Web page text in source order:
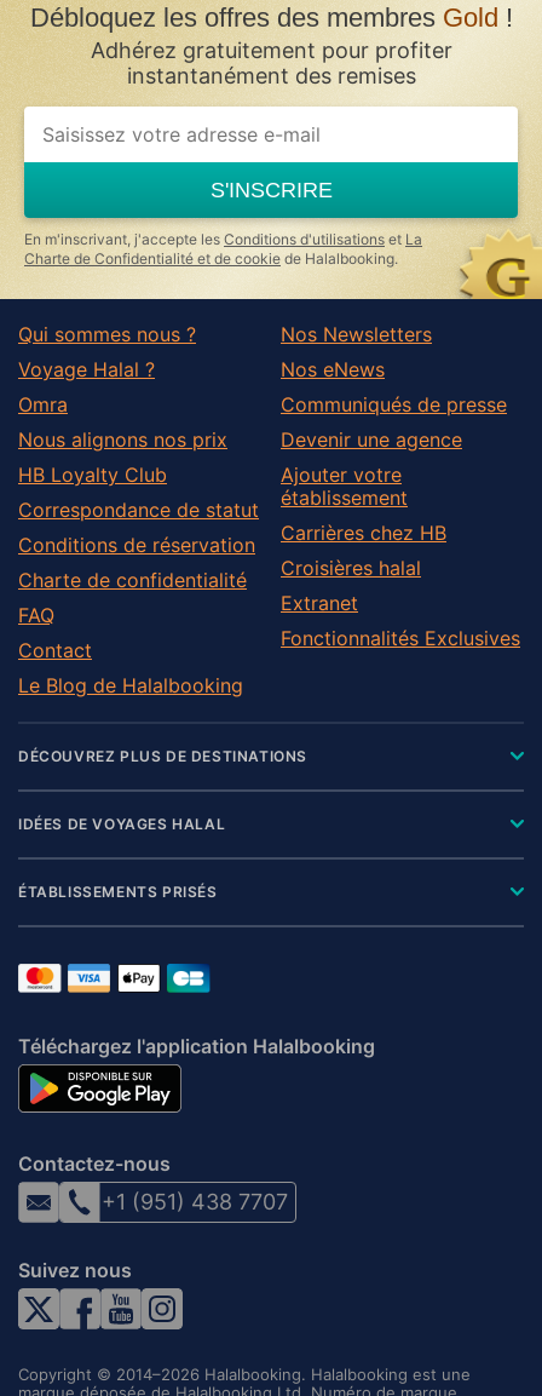
Débloquez les offres des membres Gold !
Adhérez gratuitement pour profiter
instantanément des remises
If
you
ignore
this
field
S'INSCRIRE
En m'inscrivant, j'accepte les Conditions d'utilisations et La
Charte de Confidentialité et de cookie de Halalbooking.
Qui sommes nous ?
Voyage Halal ?
Omra
Nous alignons nos prix
HB Loyalty Club
Correspondance de statut
Conditions de réservation
Charte de confidentialité
FAQ
Contact
Le Blog de Halalbooking
Nos Newsletters
Nos eNews
Communiqués de presse
Devenir une agence
Ajouter votre
établissement
Carrières chez HB
Croisières halal
Extranet
Fonctionnalités Exclusives
DÉCOUVREZ PLUS DE DESTINATIONS
IDÉES DE VOYAGES HALAL
ÉTABLISSEMENTS PRISÉS
Téléchargez l'application Halalbooking
Contactez-nous
+1 (951) 438 7707
Suivez nous
Copyright © 2014–2026 Halalbooking. Halalbooking est une
marque déposée de Halalbooking Ltd. Numéro de marque